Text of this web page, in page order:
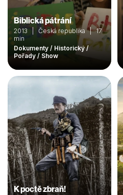
Biblická pátrání
2013 | Česká republika | 17
min
Dokumenty / Historický /
Pořady / Show
K poctě zbraň!